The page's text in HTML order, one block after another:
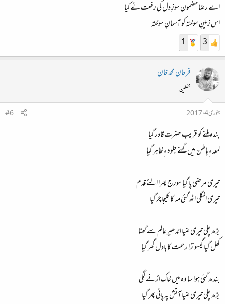
اے رضا مضمون سوزِ دل کی رفعت نے کیا
اس زمینِ سوختہ کو آسمانِ سوختہ
3
1
فرحان محمد خان
محفلین
جنوری 4، 2017
#6
بندہ ملنے کو قریب حضرت قادر گیا
لمعہءِ باطن میں گمنے جلوہ ءِ ظاہر گیا
تیری مرضی پا گیا سورج پھرا الٹے قدم
تیری انگلی اٹھ گئی مہ کا کلیجا چر گیا
بڑھ چلی تیری ضیا اندھیر عالم سے گھٹا
کھل گیا گیسو ترا رحمت کا بادل گھر گیا
بندھ گئی ہوا سا وہ میں خاک اڑنے لگی
بڑھ چلی تیری ضیا آتش پہ پانی پھر گیا